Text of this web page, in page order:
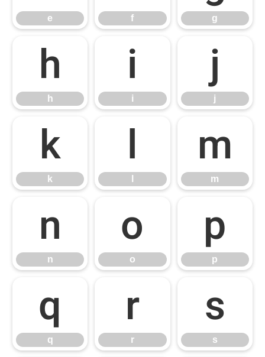
e f g
h
h
i
i
j
j
k
k
l m
m
n
n
o
o
p
p
q
q
r
r
s
s